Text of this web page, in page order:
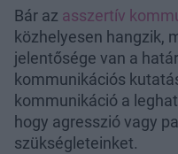
Bár az asszertív
közhelyesen hangzik,
jelentősége van a
kommunikációs
kommunikáció a
hogy agresszió vagy
szükségleteinket.